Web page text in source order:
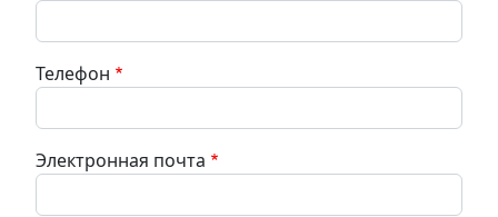
Телефон
Электронная почта